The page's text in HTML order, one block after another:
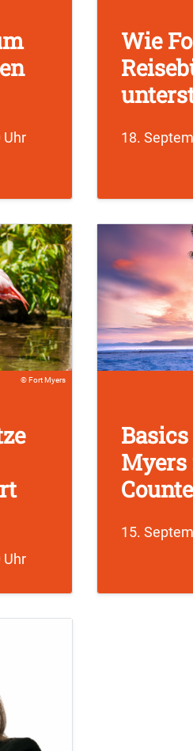
Uhr
Wie
18.
Fort Myers
Uhr
15.